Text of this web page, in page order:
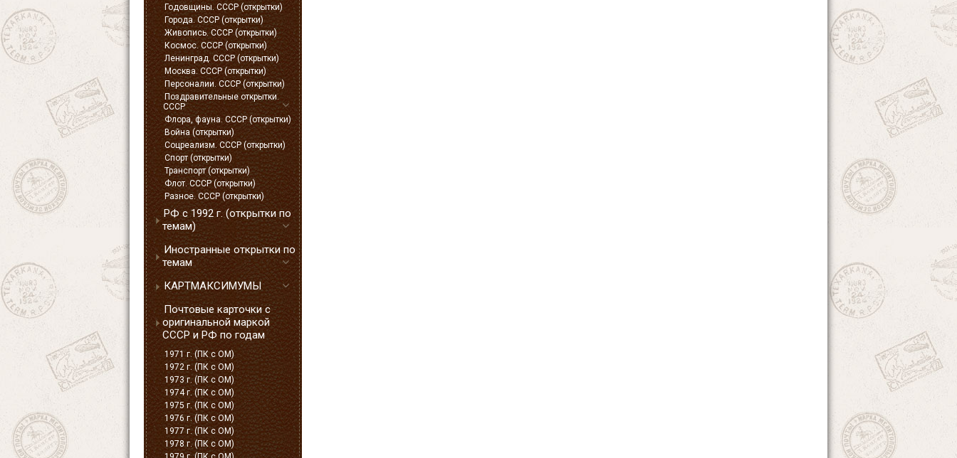
Годовщины. СССР (открытки)
Города. СССР (открытки)
Живопись. СССР (открытки)
Космос. СССР (открытки)
Ленинград. СССР (открытки)
Москва. СССР (открытки)
Персоналии. СССР (открытки)
Поздравительные открытки.
СССР
Флора, фауна. СССР (открытки)
Война (открытки)
Соцреализм. СССР (открытки)
Спорт (открытки)
Транспорт (открытки)
Флот. СССР (открытки)
Разное. СССР (открытки)
РФ с 1992 г. (открытки по
темам)
Иностранные открытки по
темам
КАРТМАКСИМУМЫ
Почтовые карточки с
оригинальной маркой
СССР и РФ по годам
1971 г. (ПК с ОМ)
1972 г. (ПК с ОМ)
1973 г. (ПК с ОМ)
1974 г. (ПК с ОМ)
1975 г. (ПК с ОМ)
1976 г. (ПК с ОМ)
1977 г. (ПК с ОМ)
1978 г. (ПК с ОМ)